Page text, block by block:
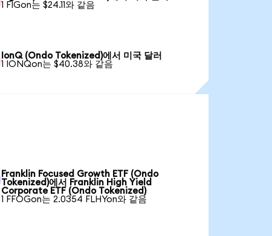
1 FIGon는 $24.11와 같음
IonQ (Ondo Tokenized)에서 미국 달러
1 IONQon는 $40.38와 같음
Franklin Focused Growth ETF (Ondo
Tokenized)에서 Franklin High Yield
Corporate ETF (Ondo Tokenized)
1 FFOGon는 2.0354 FLHYon와 같음